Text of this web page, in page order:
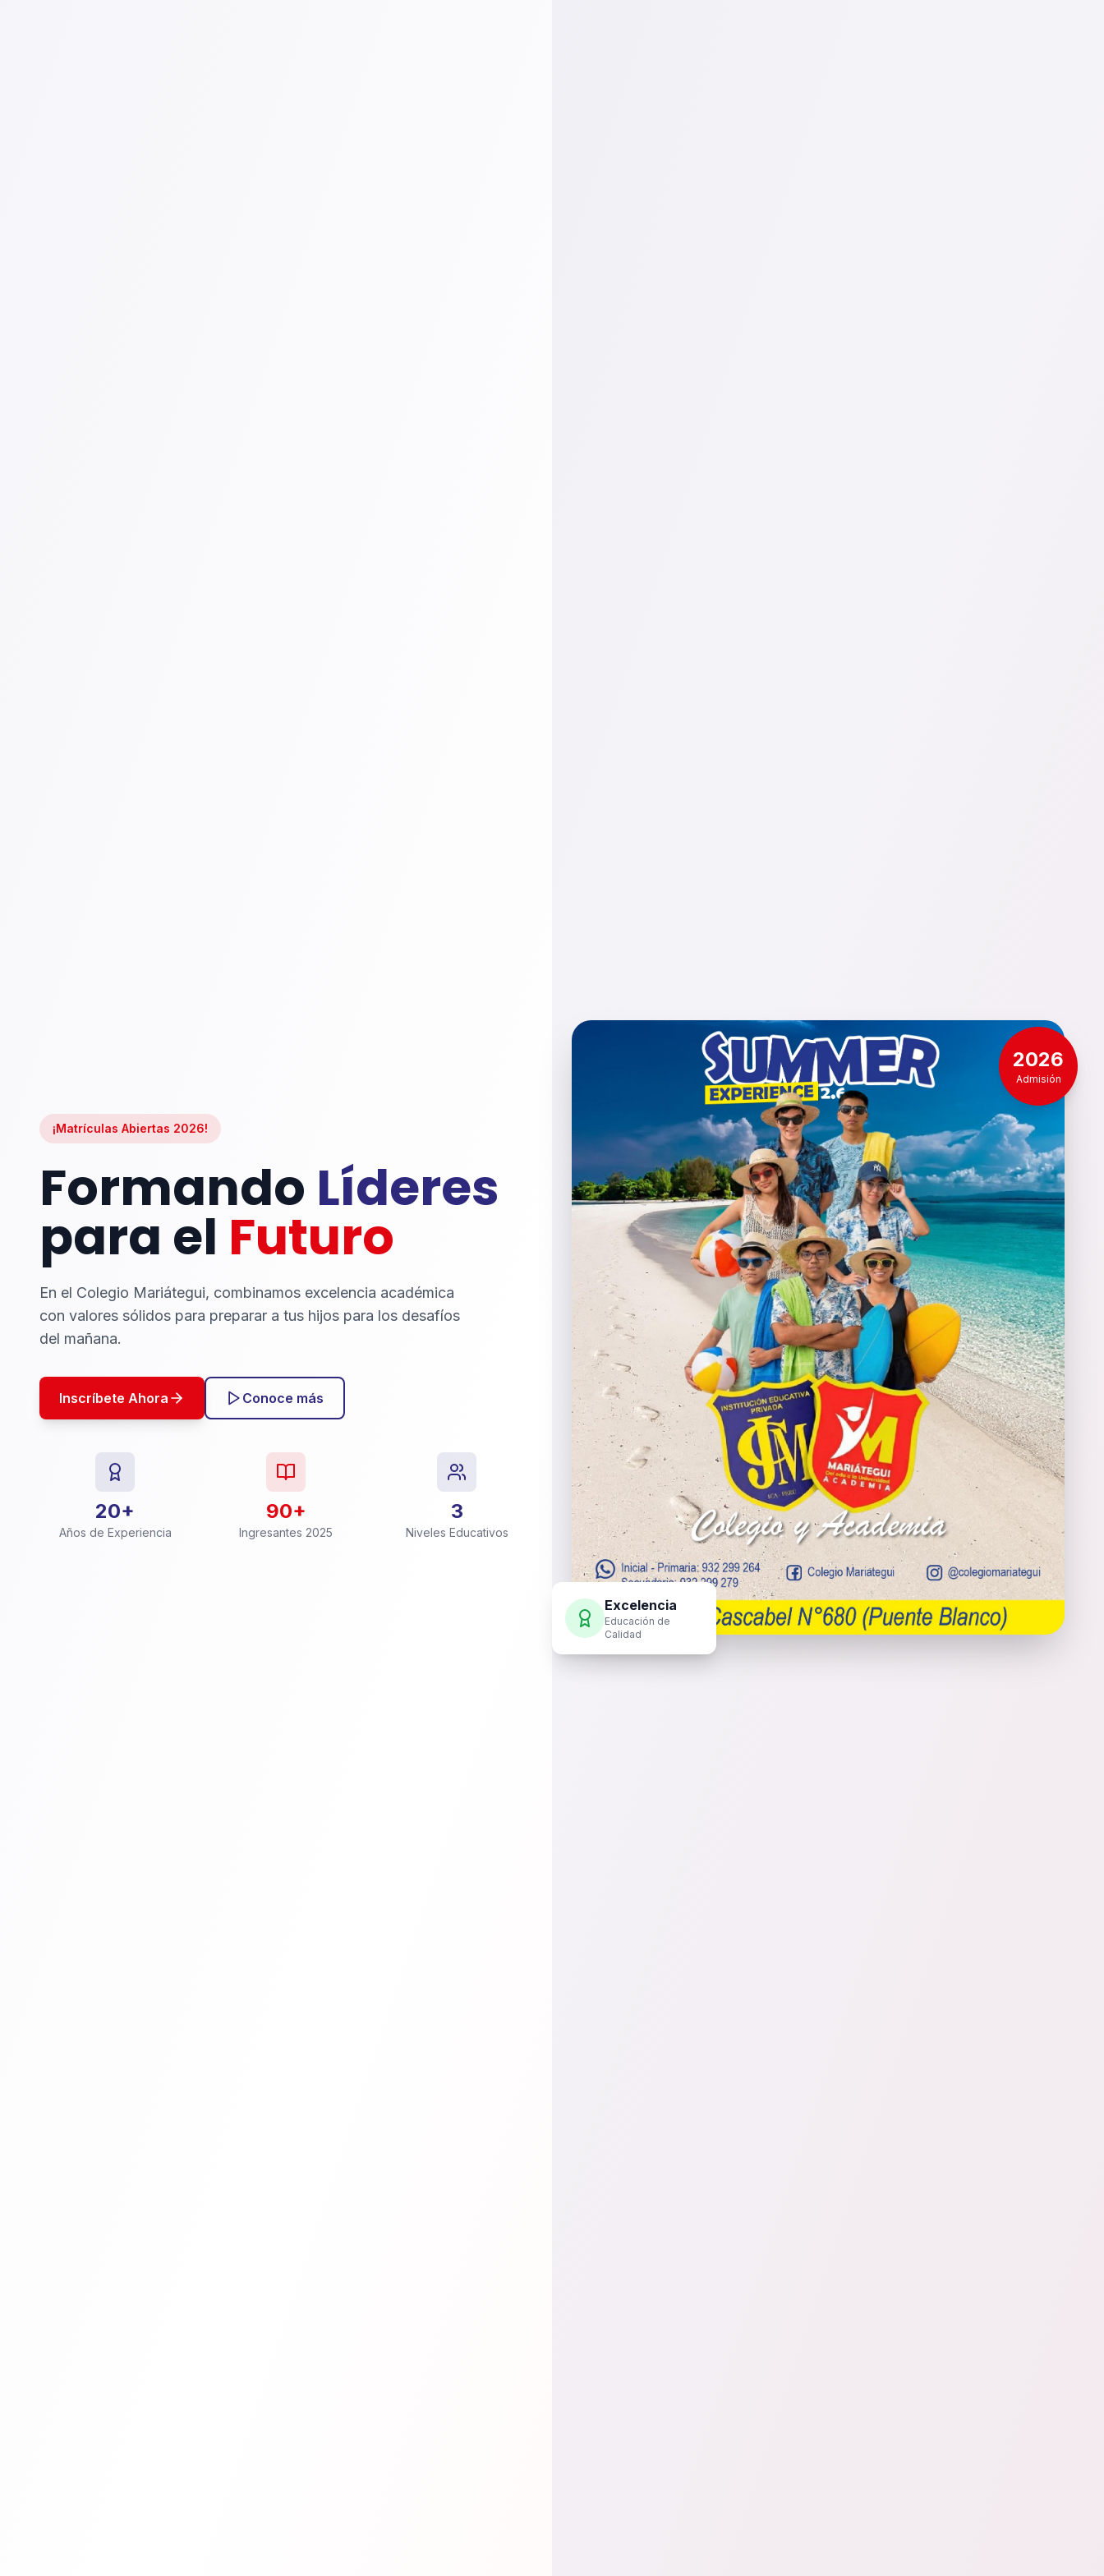
¡Matrículas Abiertas 2026!
Formando Líderes
para el Futuro
En el Colegio Mariátegui, combinamos excelencia académica
con valores sólidos para preparar a tus hijos para los desafíos
del mañana.
Inscríbete Ahora Conoce más
20+
Años de Experiencia
90+
Ingresantes 2025
3
Niveles Educativos
Excelencia
Educación de
Calidad
2026
Admisión